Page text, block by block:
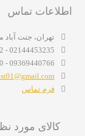
اطلاعات تماس
تهران، جنت آباد
02144453235 - 02144357822 - 02146133754
09369440766 - 09363112910
فرم تماس
کالای مورد